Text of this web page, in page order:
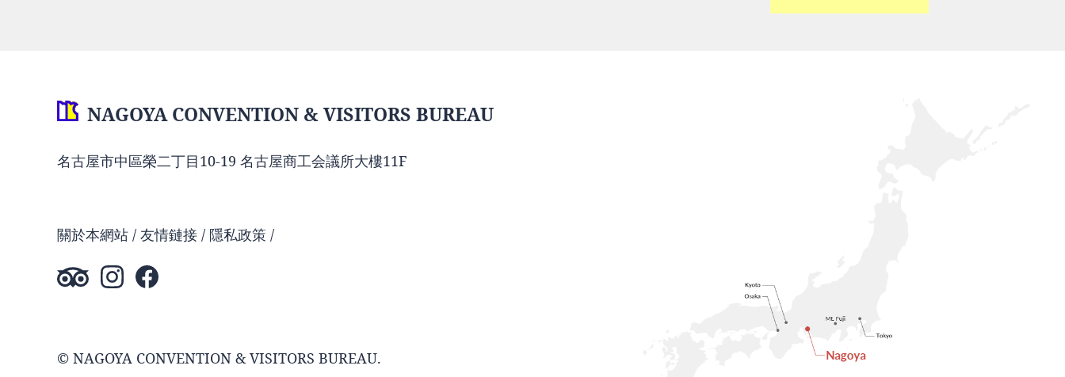
NAGOYA CONVENTION & VISITORS BUREAU
名古屋市中區榮二丁目10-19 名古屋商工会議所大樓11F
關於本網站 友情鏈接 隱私政策
© NAGOYA CONVENTION & VISITORS BUREAU.